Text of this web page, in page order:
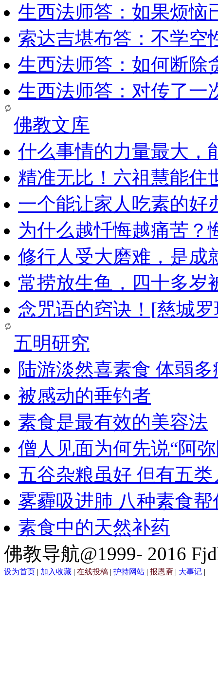
生西法师答：如果烦恼
索达吉堪布答：​不学空
生西法师答：如何断除
生西法师答：对传了一
佛教文库
什么事情的力量最大，
精准无比！六祖慧能住
一个能让家人吃素的好
为什么越忏悔越痛苦？
修行人受大磨难，是成
常捞放生鱼，四十多岁
念咒语的窍诀！[慈城
五明研究
陆游淡然喜素食 体弱
被感动的垂钓者
素食是最有效的美容法
僧人见面为何先说“阿
五谷杂粮虽好 但有五
雾霾吸进肺 八种素食帮
素食中的天然补药
佛教导航@1999- 2016
设为首页 | 加入收藏 | 在线投稿 | 护持网站 | 报恩斋 | 大事记 |